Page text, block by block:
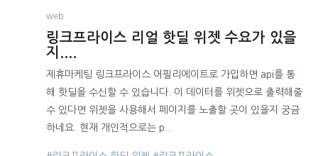
web
링크프라이스 리얼 핫딜 위젯 수요가 있을
지....
제휴마케팅 링크프라이스 어필리에이트로 가입하면 api를 통
해 핫딜을 수신할 수 있습니다. 이 데이터를 위젯으로 출력해줄
수 있다면 위젯을 사용해서 페이지를 노출할 곳이 있을지 궁금
하네요. 현재 개인적으로는 p...